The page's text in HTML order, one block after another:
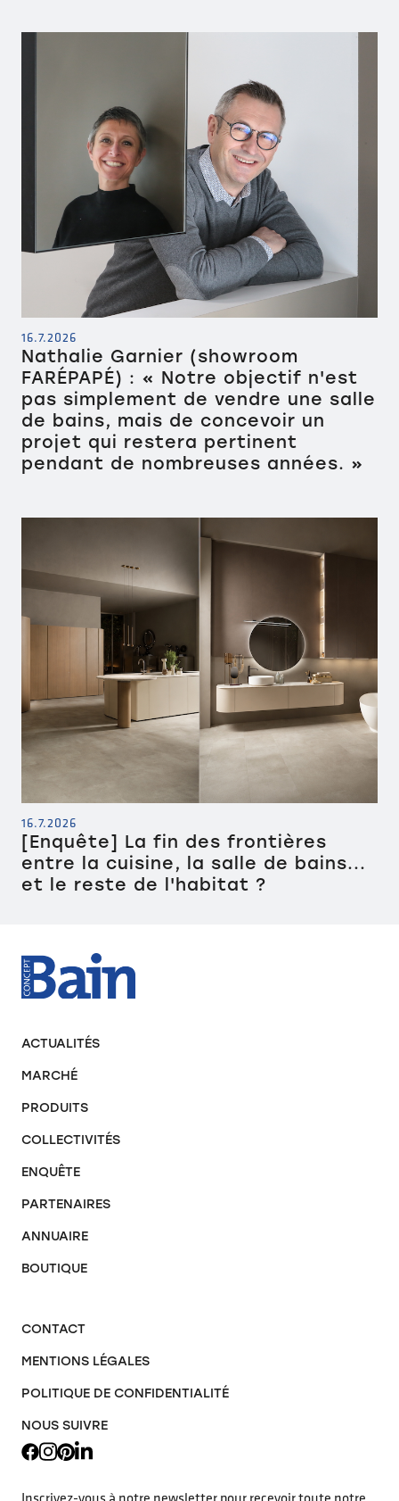
16.7.2026
Nathalie Garnier (showroom
FARÉPAPÉ) : « Notre objectif n'est
pas simplement de vendre une salle
de bains, mais de concevoir un
projet qui restera pertinent
pendant de nombreuses années. »
16.7.2026
[Enquête] La fin des frontières
entre la cuisine, la salle de bains...
et le reste de l'habitat ?
ACTUALITÉS
MARCHÉ
PRODUITS
COLLECTIVITÉS
ENQUÊTE
PARTENAIRES
ANNUAIRE
BOUTIQUE
CONTACT
MENTIONS LÉGALES
POLITIQUE DE CONFIDENTIALITÉ
NOUS SUIVRE